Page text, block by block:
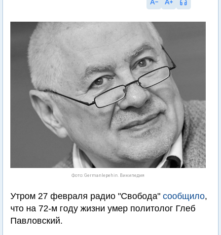
Фото: Germanlepehin. Википедия
Утром 27 февраля радио "Свобода" сообщило,
что на 72-м году жизни умер политолог Глеб
Павловский.